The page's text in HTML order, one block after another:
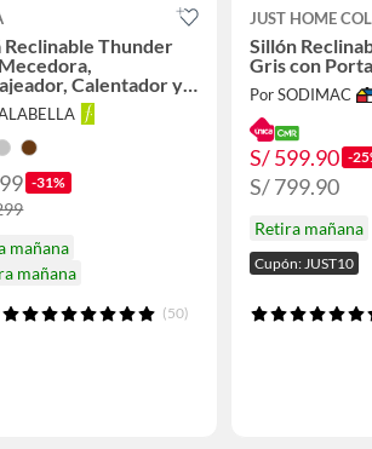
Reclinable Thunder
Calentador y
USB
-31%
mañana
mañana
(50)
JUST HOME
Sillón
Gris con
Por SODIMAC
S/ 599.90 -
S/ 799.90
Retira mañana
Cupón: JUST10